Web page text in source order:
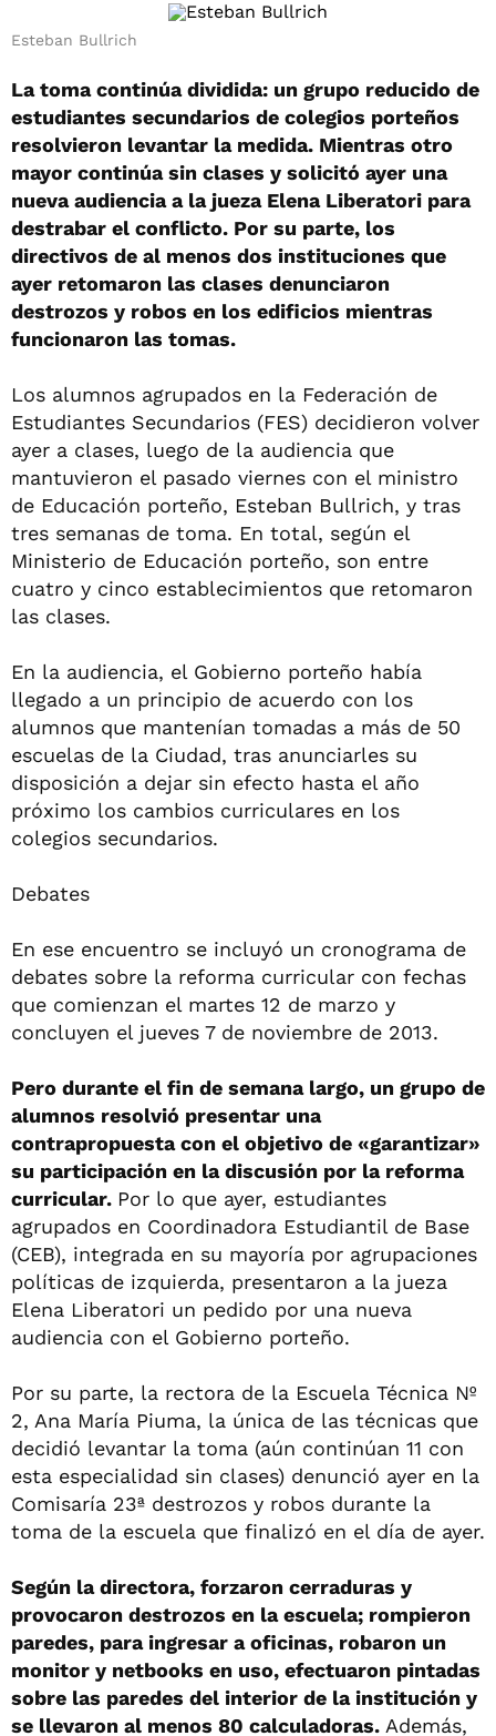
Esteban Bullrich
La toma continúa dividida: un grupo reducido de
estudiantes secundarios de colegios porteños
resolvieron levantar la medida. Mientras otro
mayor continúa sin clases y solicitó ayer una
nueva audiencia a la jueza Elena Liberatori para
destrabar el conflicto. Por su parte, los
directivos de al menos dos instituciones que
ayer retomaron las clases denunciaron
destrozos y robos en los edificios mientras
funcionaron las tomas.
Los alumnos agrupados en la Federación de
Estudiantes Secundarios (FES) decidieron volver
ayer a clases, luego de la audiencia que
mantuvieron el pasado viernes con el ministro
de Educación porteño, Esteban Bullrich, y tras
tres semanas de toma. En total, según el
Ministerio de Educación porteño, son entre
cuatro y cinco establecimientos que retomaron
las clases.
En la audiencia, el Gobierno porteño había
llegado a un principio de acuerdo con los
alumnos que mantenían tomadas a más de 50
escuelas de la Ciudad, tras anunciarles su
disposición a dejar sin efecto hasta el año
próximo los cambios curriculares en los
colegios secundarios.
Debates
En ese encuentro se incluyó un cronograma de
debates sobre la reforma curricular con fechas
que comienzan el martes 12 de marzo y
concluyen el jueves 7 de noviembre de 2013.
Pero durante el fin de semana largo, un grupo de
alumnos resolvió presentar una
contrapropuesta con el objetivo de «garantizar»
su participación en la discusión por la reforma
curricular. Por lo que ayer, estudiantes
agrupados en Coordinadora Estudiantil de Base
(CEB), integrada en su mayoría por agrupaciones
políticas de izquierda, presentaron a la jueza
Elena Liberatori un pedido por una nueva
audiencia con el Gobierno porteño.
Por su parte, la rectora de la Escuela Técnica Nº
2, Ana María Piuma, la única de las técnicas que
decidió levantar la toma (aún continúan 11 con
esta especialidad sin clases) denunció ayer en la
Comisaría 23ª destrozos y robos durante la
toma de la escuela que finalizó en el día de ayer.
Según la directora, forzaron cerraduras y
provocaron destrozos en la escuela; rompieron
paredes, para ingresar a oficinas, robaron un
monitor y netbooks en uso, efectuaron pintadas
sobre las paredes del interior de la institución y
se llevaron al menos 80 calculadoras. Además,